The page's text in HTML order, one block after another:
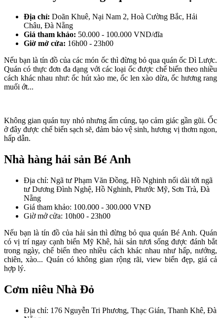
Địa chỉ: Doãn Khuê, Nại Nam 2, Hoà Cường Bắc, Hải
Châu, Đà Nẵng
Giá tham khảo: 50.000 - 100.000 VND/đĩa
Giờ mở cửa: 16h00 - 23h00
Nếu bạn là tín đồ của các món ốc thì đừng bỏ qua quán ốc Dì Lược.
Quán có thực đơn đa dạng với các loại ốc được chế biến theo nhiều
cách khác nhau như: ốc hút xào me, ốc len xào dừa, ốc hương rang
muối ớt...
Không gian quán tuy nhỏ nhưng ấm cúng, tạo cảm giác gần gũi. Ốc
ở đây được chế biến sạch sẽ, đảm bảo vệ sinh, hương vị thơm ngon,
hấp dẫn.
Nhà hàng hải sản Bé Anh
Địa chỉ: Ngã tư Phạm Văn Đồng, Hồ Nghinh nối dài tới ngã
tư Dương Đình Nghệ, Hồ Nghinh, Phước Mỹ, Sơn Trà, Đà
Nẵng
Giá tham khảo: 100.000 - 300.000 VNĐ
Giờ mở cửa: 10h00 - 23h00
Nếu bạn là tín đồ của hải sản thì đừng bỏ qua quán Bé Anh. Quán
có vị trí ngay cạnh biển Mỹ Khê, hải sản tươi sống được đánh bắt
trong ngày, chế biến theo nhiều cách khác nhau như hấp, nướng,
chiên, xào... Quán có không gian rộng rãi, view biển đẹp, giá cả
hợp lý.
Cơm niêu Nhà Đỏ
Địa chỉ: 176 Nguyễn Tri Phương, Thạc Gián, Thanh Khê, Đà